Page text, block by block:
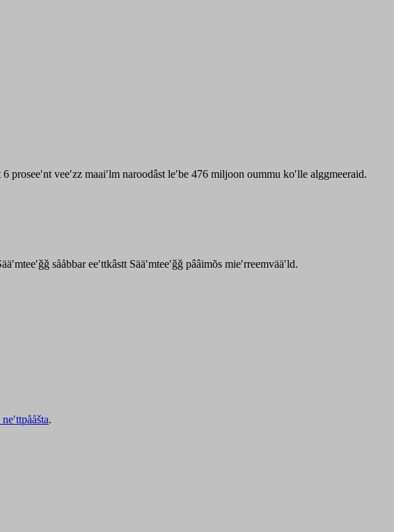
6 proseeʹnt veeʹzz maaiʹlm naroodâst leʹbe 476 miljoon oummu koʹlle alggmeeraid.
sååbbar eeʹttkâstt Sääʹmteeʹǧǧ pââimõs mieʹrreemvääʹld.
.